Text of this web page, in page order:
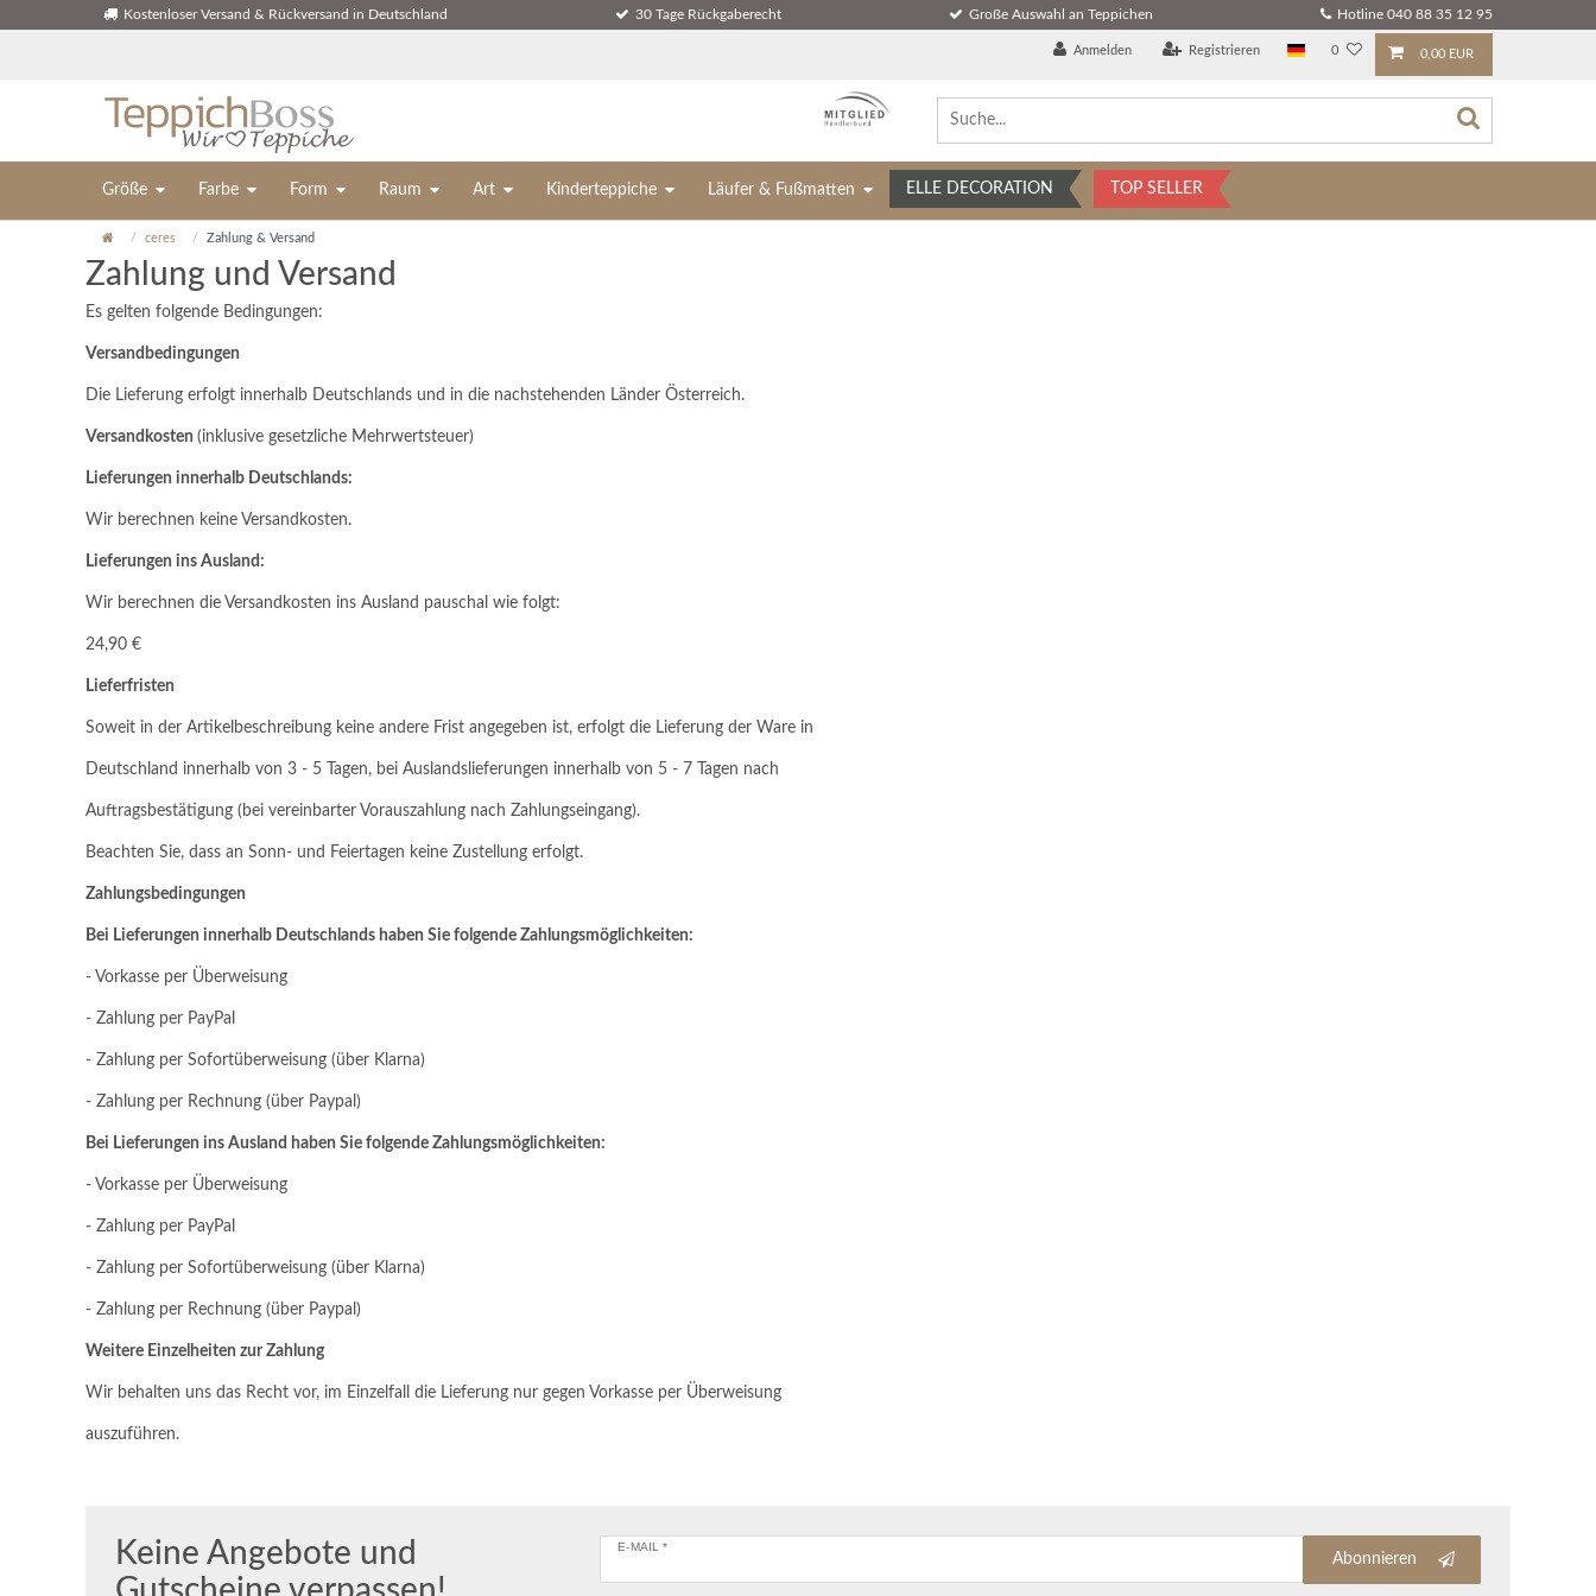
Kostenloser Versand & Rückversand in Deutschland 30 Tage Rückgaberecht Große Auswahl an Teppichen Hotline 040 88 35 12 95
Anmelden Registrieren 0 0,00 EUR
Größe Farbe Form Raum Art Kinderteppiche Läufer & Fußmatten ELLE DECORATION TOP SELLER
ceres Zahlung & Versand
Zahlung und Versand
Es gelten folgende Bedingungen:
Versandbedingungen
Die Lieferung erfolgt innerhalb Deutschlands und in die nachstehenden Länder Österreich.
Versandkosten (inklusive gesetzliche Mehrwertsteuer)
Lieferungen innerhalb Deutschlands:
Wir berechnen keine Versandkosten.
Lieferungen ins Ausland:
Wir berechnen die Versandkosten ins Ausland pauschal wie folgt:
24,90 €
Lieferfristen
Soweit in der Artikelbeschreibung keine andere Frist angegeben ist, erfolgt die Lieferung der Ware in
Deutschland innerhalb von 3 - 5 Tagen, bei Auslandslieferungen innerhalb von 5 - 7 Tagen nach
Auftragsbestätigung (bei vereinbarter Vorauszahlung nach Zahlungseingang).
Beachten Sie, dass an Sonn- und Feiertagen keine Zustellung erfolgt.
Zahlungsbedingungen
Bei Lieferungen innerhalb Deutschlands haben Sie folgende Zahlungsmöglichkeiten:
- Vorkasse per Überweisung
- Zahlung per PayPal
- Zahlung per Sofortüberweisung (über Klarna)
- Zahlung per Rechnung (über Paypal)
Bei Lieferungen ins Ausland haben Sie folgende Zahlungsmöglichkeiten:
- Vorkasse per Überweisung
- Zahlung per PayPal
- Zahlung per Sofortüberweisung (über Klarna)
- Zahlung per Rechnung (über Paypal)
Weitere Einzelheiten zur Zahlung
Wir behalten uns das Recht vor, im Einzelfall die Lieferung nur gegen Vorkasse per Überweisung
auszuführen.
Keine Angebote und
E-MAIL *
Abonnieren